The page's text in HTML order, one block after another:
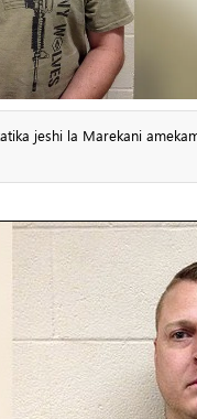
jeshi la Marekani